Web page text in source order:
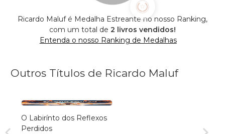
Ricardo Maluf é Medalha Estreante no nosso Ranking,
com um total de 2 livros vendidos!
Entenda o nosso Ranking de Medalhas
Outros Títulos de Ricardo Maluf
O Labirínto dos Reflexos
Perdidos